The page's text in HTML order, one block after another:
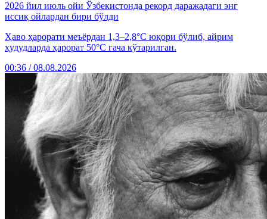
2026 йил июль ойи Ўзбекистонда рекорд даражадаги энг
иссиқ ойлардан бири бўлди
Ҳаво ҳарорати меъёрдан 1,3–2,8°C юқори бўлиб, айрим
ҳудудларда ҳарорат 50°C гача кўтарилган.
00:36 / 08.08.2026